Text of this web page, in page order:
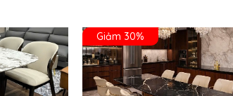
Giảm 30%